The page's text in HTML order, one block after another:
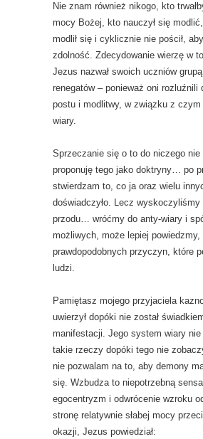
Nie znam również nikogo, kto
mocy Bożej, kto nauczył się
modlił się i cyklicznie nie pościł,
zdolność. Zdecydowanie wierzę w
Jezus nazwał swoich uczniów
renegatów – ponieważ oni rozluźnili
postu i modlitwy, w związku z
wiary.
Sprzeczanie się o to do niczego nie
proponuję tego jako doktryny… po
stwierdzam to, co ja oraz wielu
doświadczyło. Lecz wyskoczyliśmy
przodu… wróćmy do anty-wiary i
możliwych, może lepiej powiedzmy,
prawdopodobnych przyczyn, które
ludzi.
Pamiętasz mojego przyjaciela
uwierzył dopóki nie został
manifestacji. Jego system wiary nie
takie rzeczy dopóki tego nie
nie pozwalam na to, aby demony
się. Wzbudza to niepotrzebną
egocentryzm i odwrócenie wzroku
stronę relatywnie słabej mocy
okazji, Jezus powiedział: